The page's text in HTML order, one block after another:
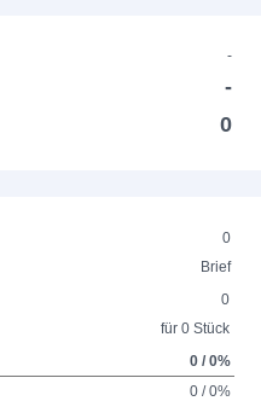
-
-
0
0
Brief
0
für 0 Stück
0 / 0%
0 / 0%